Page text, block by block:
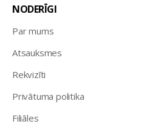
NODERĪGI
Par mums
Atsauksmes
Rekvizīti
Privātuma politika
Filiāles